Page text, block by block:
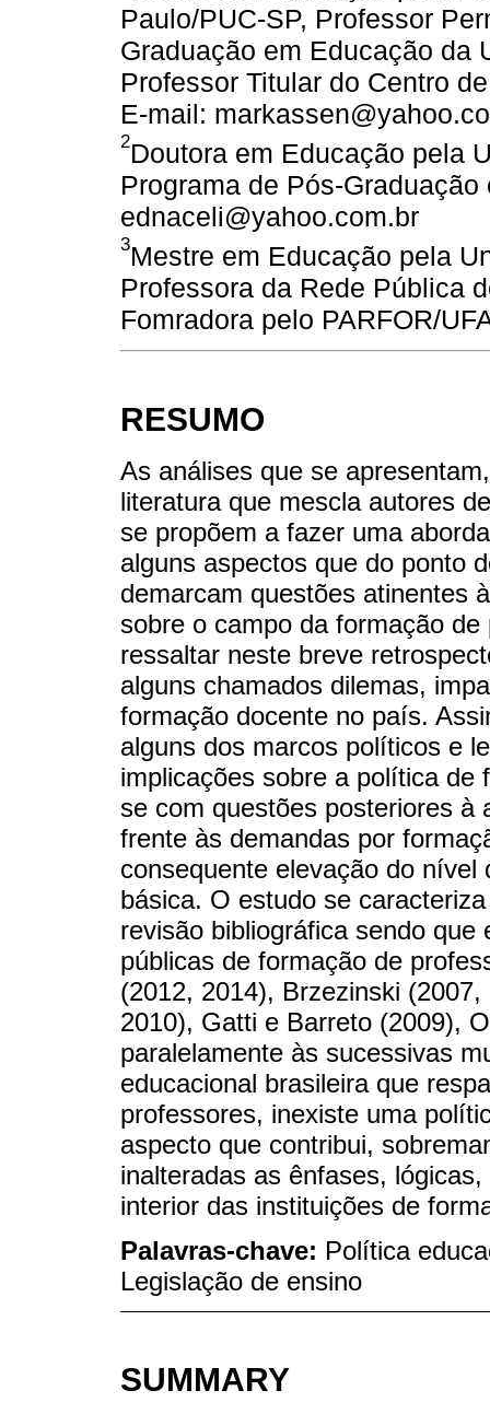
Paulo/PUC-SP, Professor
Graduação em Educação da
Professor Titular do Centro
E-mail:
2Doutora em Educação pela
Programa de Pós-
ednaceli@yahoo.com.br
3Mestre em Educação pela
Professora da Rede Pública
Fomradora pelo PARFOR/
RESUMO
As análises que se
literatura que mescla autores
se propõem a fazer uma
alguns aspectos que do ponto
demarcam questões atinentes
sobre o campo da formação
ressaltar neste breve
alguns chamados dilemas,
formação docente no país.
alguns dos marcos políticos e
implicações sobre a política de
se com questões posteriores à
frente às demandas por
consequente elevação do
básica. O estudo se
revisão bibliográfica sendo
públicas de formação de
(2012, 2014), Brzezinski
2010), Gatti e Barreto (2009),
paralelamente às sucessivas
educacional brasileira que
professores, inexiste uma
aspecto que contribui,
inalteradas as ênfases,
interior das instituições de
Palavras-chave: Política
Legislação de ensino
SUMMARY